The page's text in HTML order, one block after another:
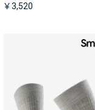
￥3,520